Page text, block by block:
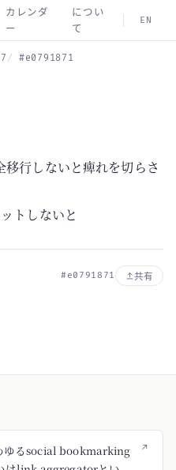
カレンダ
ー
につい
て
EN
#e0791871
行しないと痺れを切らさ
トしないと
#e0791871 共有
↗
ゆるsocial bookmarking